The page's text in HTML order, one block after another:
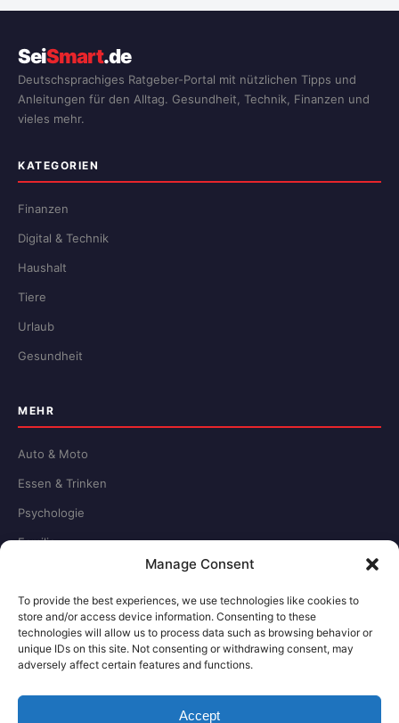
Manage Consent
To provide the best experiences, we use technologies like cookies to
store and/or access device information. Consenting to these
technologies will allow us to process data such as browsing behavior or
unique IDs on this site. Not consenting or withdrawing consent, may
adversely affect certain features and functions.
Accept
SeiSmart.de
Deutschsprachiges Ratgeber-Portal mit nützlichen Tipps und
Anleitungen für den Alltag. Gesundheit, Technik, Finanzen und
vieles mehr.
KATEGORIEN
Finanzen
Digital & Technik
Haushalt
Tiere
Urlaub
Gesundheit
MEHR
Auto & Moto
Essen & Trinken
Psychologie
Familie
RECHTLICHES
Redaktion
Impressum